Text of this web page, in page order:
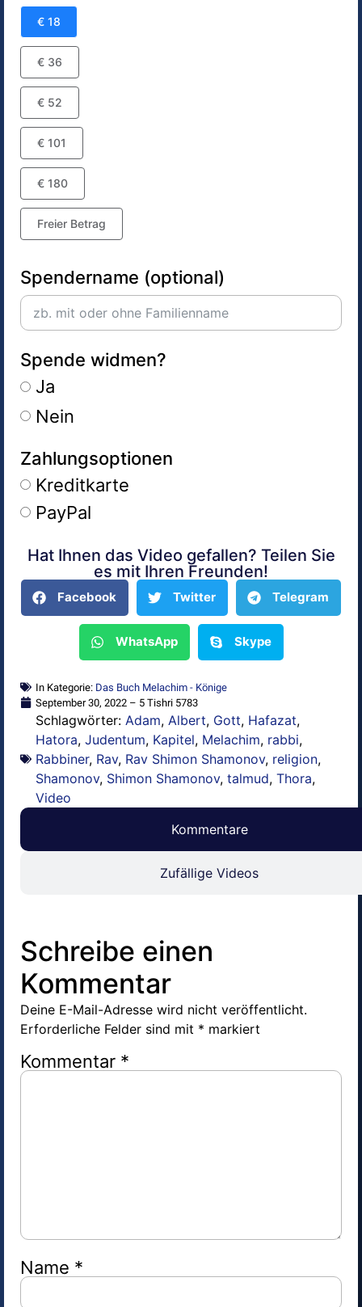
€ 18
€ 36
€ 52
€ 101
€ 180
Freier Betrag
Spendername (optional)
Spende widmen?
Ja
Nein
Zahlungsoptionen
Kreditkarte
PayPal
Alternative:
Hat Ihnen das Video gefallen? Teilen Sie
es mit Ihren Freunden!
Facebook Twitter Telegram
WhatsApp Skype
In Kategorie: Das Buch Melachim - Könige
September 30, 2022 – 5 Tishri 5783
Schlagwörter: Adam, Albert, Gott, Hafazat,
Hatora, Judentum, Kapitel, Melachim, rabbi,
Rabbiner, Rav, Rav Shimon Shamonov, religion,
Shamonov, Shimon Shamonov, talmud, Thora,
Video
Kommentare
Zufällige Videos
Schreibe einen
Kommentar
Deine E-Mail-Adresse wird nicht veröffentlicht.
Erforderliche Felder sind mit * markiert
Kommentar *
Name *